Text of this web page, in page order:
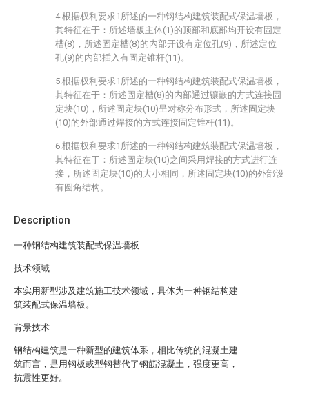
Description
一种钢结构建筑装配式保温墙板
技术领域
本实用新型涉及建筑施工技术领域，具体为一种钢结构建
筑装配式保温墙板。
背景技术
钢结构建筑是一种新型的建筑体系，相比传统的混凝土建
筑而言，是用钢板或型钢替代了钢筋混凝土，强度更高，
抗震性更好。
4.根据权利要求1所述的一种钢结构建筑装配式保温墙板，
其特征在于：所述墙板主体(1)的顶部和底部均开设有固定
槽(8)，所述固定槽(8)的内部开设有定位孔(9)，所述定位
孔(9)的内部插入有固定锥杆(11)。
5.根据权利要求1所述的一种钢结构建筑装配式保温墙板，
其特征在于：所述固定槽(8)的内部通过镶嵌的方式连接固
定块(10)，所述固定块(10)呈对称分布形式，所述固定块
(10)的外部通过焊接的方式连接固定锥杆(11)。
6.根据权利要求1所述的一种钢结构建筑装配式保温墙板，
其特征在于：所述固定块(10)之间采用焊接的方式进行连
接，所述固定块(10)的大小相同，所述固定块(10)的外部设
有圆角结构。